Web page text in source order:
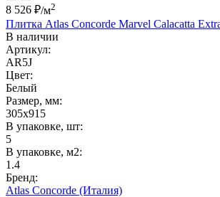
8 526 ₽/м2
Плитка Atlas Concorde Marvel Calacatta
В наличии
Артикул:
AR5J
Цвет:
Белый
Размер, мм:
305x915
В упаковке, шт:
5
В упаковке, м2:
1.4
Бренд:
Atlas Concorde (Италия)